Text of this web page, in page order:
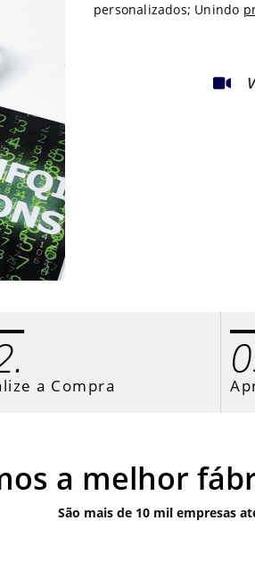
personalizados; Unindo
a Compra
a melhor
São mais de 10 mil empresas